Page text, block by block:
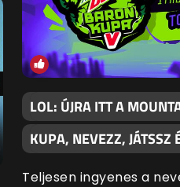
LOL: ÚJRA ITT A
KUPA, NEVEZZ, JÁTSSZ
Teljesen ingyenes a